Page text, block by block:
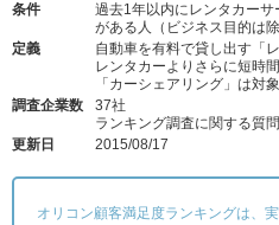
条件
過去1年以内にレンタカー
がある人（ビジネス目的は除
定義
自動車を有料で貸し出す「
レンタカーよりさらに短時
「カーシェアリング」は対象
調査企業数
37社
ランキング調査に関する質
更新日
2015/08/17
オリコン顧客満足度ランキングは、